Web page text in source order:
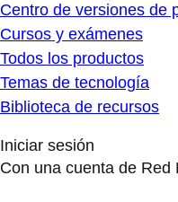
Centro de versiones de
Cursos y exámenes
Todos los productos
Temas de tecnología
Biblioteca de recursos
Iniciar sesión
Con una cuenta de Red